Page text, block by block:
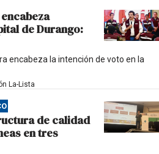
de Durango:
encabeza la intención de voto en la
La-Lista
de calidad
en tres